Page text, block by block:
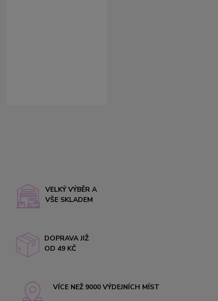
VELKÝ VÝBĚR A
VŠE SKLADEM
DOPRAVA JIŽ
OD 49 KČ
VÍCE NEŽ 9000 VÝDEJNÍCH MÍST